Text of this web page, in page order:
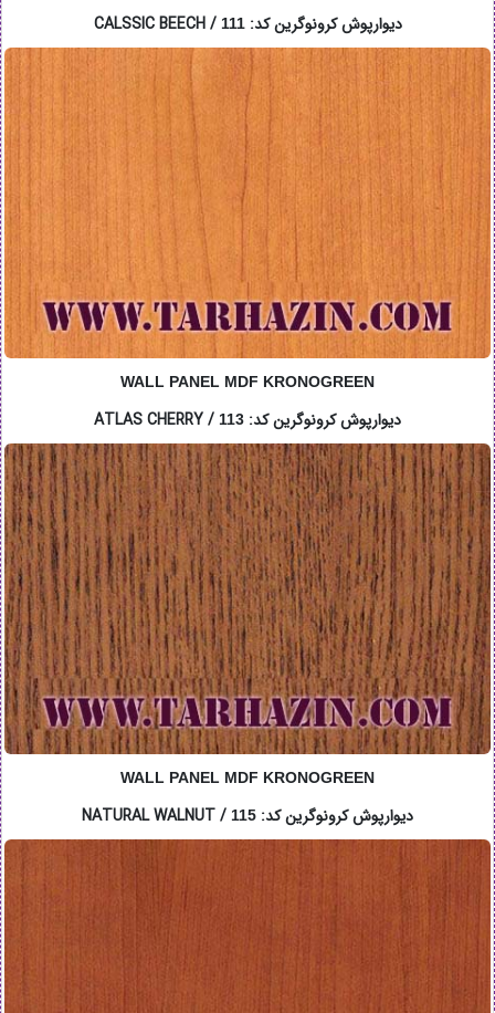
دیوارپوش کرونوگرین کد: CALSSIC BEECH /111
WALL PANEL MDF KRONOGREEN
دیوارپوش کرونوگرین کد: ATLAS CHERRY / 113
WALL PANEL MDF KRONOGREEN
دیوارپوش کرونوگرین کد: NATURAL WALNUT / 115